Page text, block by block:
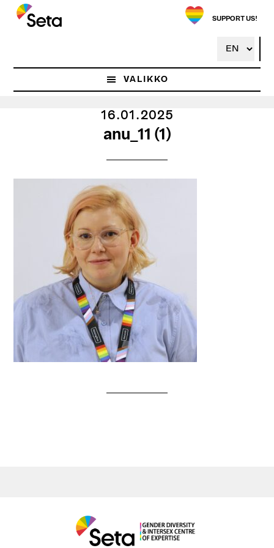
Hyppää
pääsisältöön
SUPPORT US!
VALIKKO
16.01.2025
anu_11 (1)